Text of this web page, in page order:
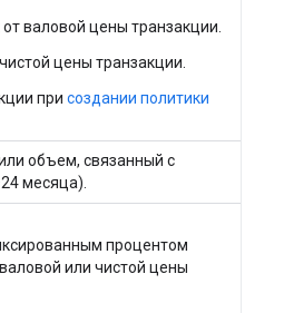
валовой цены транзакции.
цены транзакции.
при создании политики
объем, связанный с
месяца).
процентом
или чистой цены